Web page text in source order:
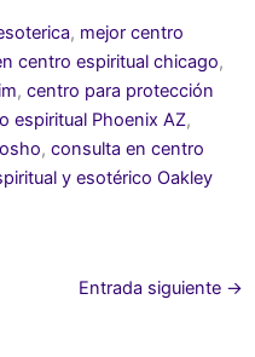
, mejor centro
centro espiritual chicago,
,centro para protección
espiritual Phoenix AZ,
,consulta en centro
y esotérico Oakley
Entrada siguiente →